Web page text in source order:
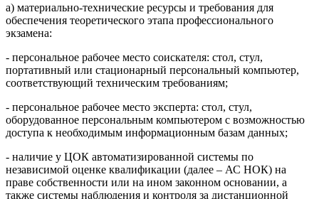
а) материально-технические ресурсы и требования для
обеспечения теоретического этапа профессионального
экзамена:
- персональное рабочее место соискателя: стол, стул,
портативный или стационарный персональный компьютер,
соответствующий техническим требованиям;
- персональное рабочее место эксперта: стол, стул,
оборудованное персональным компьютером с возможностью
доступа к необходимым информационным базам данных;
- наличие у ЦОК автоматизированной системы по
независимой оценке квалификации (далее – АС НОК) на
праве собственности или на ином законном основании, а
также системы наблюдения и контроля за дистанционной